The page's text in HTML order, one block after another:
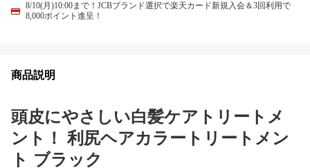
8/10(月)10:00まで！JCBブランド選択で楽天カード新規入会＆3回利用で
8,000ポイント進呈！
商品説明
頭皮にやさしい白髪ケアトリートメ
ント！ 利尻ヘアカラートリートメン
ト ブラック